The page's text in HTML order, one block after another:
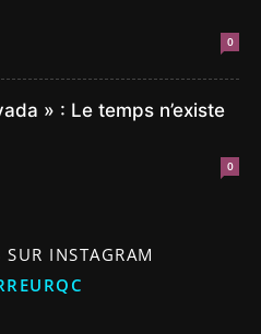
0
» : Le temps n’existe
0
INSTAGRAM